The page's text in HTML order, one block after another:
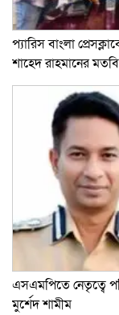
প্যারিস বাংলা
শাহেদ রাহমানের
এসএমপিতে নেতৃত্বে
মুর্শেদ শামীম